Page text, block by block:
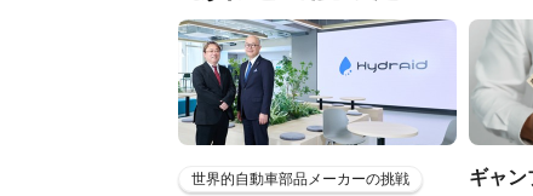
世界的自動車部品メーカーの挑戦
ギャン